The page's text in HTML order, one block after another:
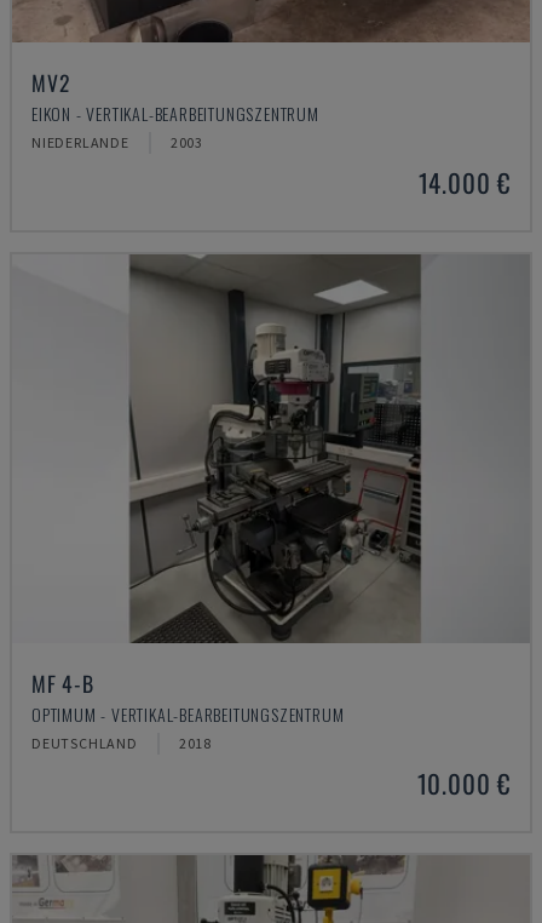
MV2
EIKON - VERTIKAL-BEARBEITUNGSZENTRUM
NIEDERLANDE 2003
14.000 €
MF 4-B
OPTIMUM - VERTIKAL-BEARBEITUNGSZENTRUM
DEUTSCHLAND 2018
10.000 €